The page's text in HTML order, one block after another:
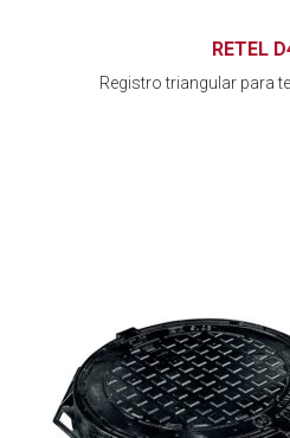
RETEL
Registro triangular para